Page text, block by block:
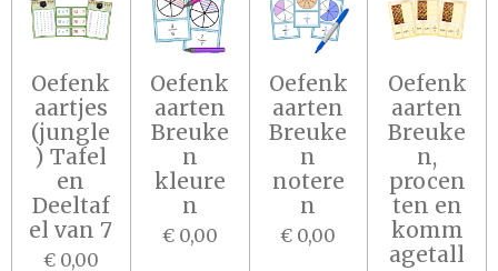
Oefenk
aartjes
(jungle
) Tafel
en
Deeltaf
el van 7
€ 0,00
Oefenk
aarten
Breuke
n
kleure
n
€ 0,00
Oefenk
aarten
Breuke
n
notere
n
€ 0,00
Oefenk
aarten
Breuke
n,
procen
ten en
komm
agetall